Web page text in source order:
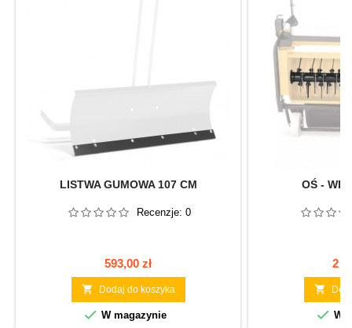
LISTWA GUMOWA 107 CM
Recenzje: 0
Cena
593,00 zł
 Dodaj do koszyka
 W magazynie
OŚ -
2

 W